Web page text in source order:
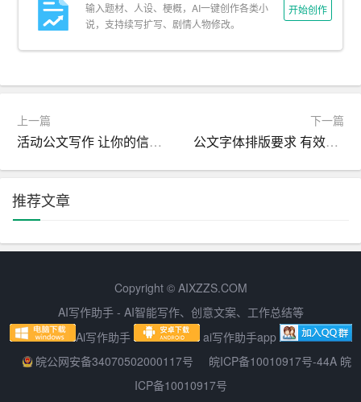
四、研究内容与方法
（详细阐述研究过程中的具体内容、步骤和所采用的技术
（明确研究对象的特点、研究范围和限制条件）
2. 研究步骤
（分阶段描述研究过程，包括数据收集、分析和处理等）
3. 技术路线
（阐述研究过程中采用的技术路线和关键环节）
五、结果与分析
（展示研究过程中得到的主要数据、结果和发现）
输入题材、人设、梗概，AI一键创作各类小
说，支持续写扩写、剧情人物修改。
开始创作
上一篇
活动公文写作 让你的信息更加清晰和流畅
下一篇
公文字体排版要求 有效表达信息的关键
推荐文章
Copyright © AIXZZS.COM
AI写作助手 - AI智能写作、创意文案、工作总结等
Ai写作助手
ai写作助手app
皖公网安备34070502000117号
皖ICP备10010917号-44A 皖
ICP备10010917号